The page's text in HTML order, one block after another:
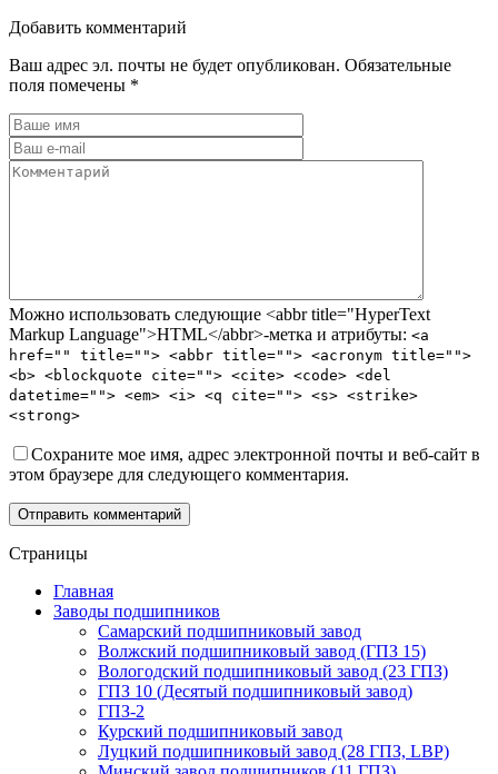
Добавить комментарий
Ваш адрес эл. почты не будет опубликован. Обязательные
поля помечены *
Можно использовать следующие <abbr title="HyperText
Markup Language">HTML</abbr>-метка и атрибуты: <a
href="" title=""> <abbr title=""> <acronym title="">
<b> <blockquote cite=""> <cite> <code> <del
datetime=""> <em> <i> <q cite=""> <s> <strike>
<strong>
Сохраните мое имя, адрес электронной почты и веб-сайт в
этом браузере для следующего комментария.
Отправить комментарий
Страницы
Главная
Заводы подшипников
Cамарский подшипниковый завод
Волжский подшипниковый завод (ГПЗ 15)
Вологодский подшипниковый завод (23 ГПЗ)
ГПЗ 10 (Десятый подшипниковый завод)
ГПЗ-2
Курский подшипниковый завод
Луцкий подшипниковый завод (28 ГПЗ, LBP)